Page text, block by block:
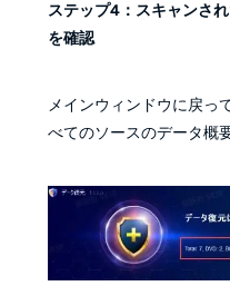
ステップ4：スキャンさ
を確認
メインウィンドウに戻っ
べてのソースのデータ概